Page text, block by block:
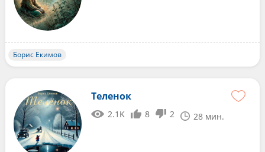
Борис Екимов
Теленок
2.1K 8 2 28 мин.